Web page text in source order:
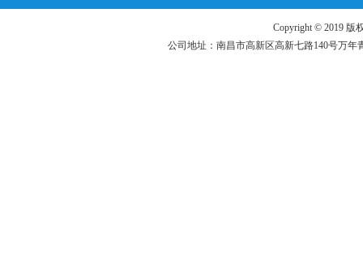
Copyright © 2019
公司地址：南昌市高新区高新七路140号万年